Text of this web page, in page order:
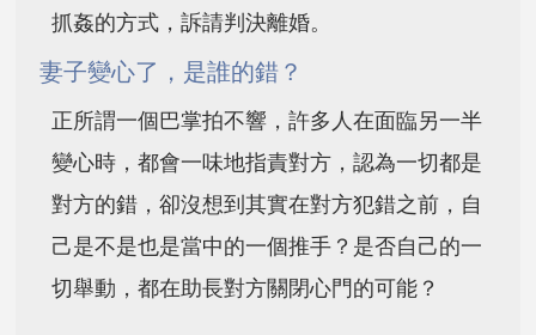
抓姦的方式，訴請判決離婚。
妻子變心了，是誰的錯？
正所謂一個巴掌拍不響，許多人在面臨另一半
變心時，都會一味地指責對方，認為一切都是
對方的錯，卻沒想到其實在對方犯錯之前，自
己是不是也是當中的一個推手？是否自己的一
切舉動，都在助長對方關閉心門的可能？